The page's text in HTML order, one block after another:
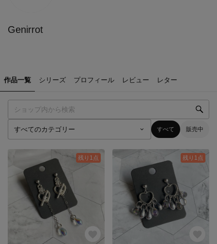
Genirrot
作品一覧 シリーズ プロフィール レビュー レター
すべて 販売中
残り1点 残り1点